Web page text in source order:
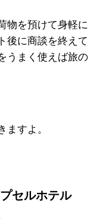
物を預けて身軽に
後に商談を終えて
うまく使えば旅の
ますよ。
セルホテル